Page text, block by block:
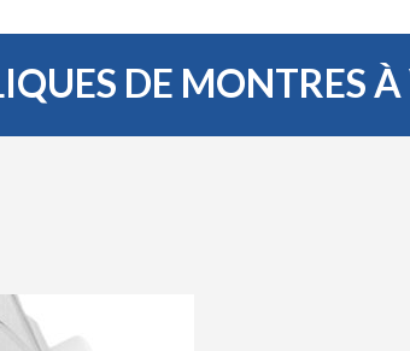
DE MONTRES